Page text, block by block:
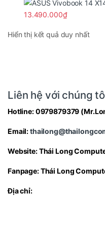
13.490.000₫
Hiển thị kết quả duy nhất
Liên hệ với chúng
Hotline:0979879379
Email:
Website:Thái Long
Fanpage:Thái Long
Địa chỉ: